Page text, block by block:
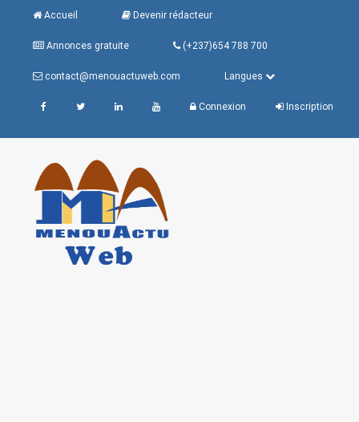
Accueil Devenir rédacteur
Annonces gratuite (+237)654 788 700
contact@menouactuweb.com Langues
Connexion Inscription